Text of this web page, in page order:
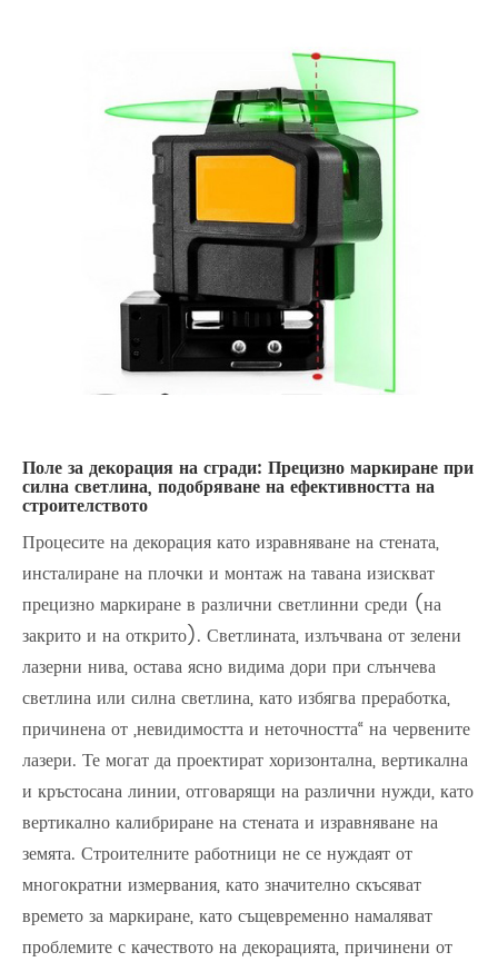
Поле за декорация на сгради: Прецизно маркиране при
силна светлина, подобряване на ефективността на
строителството
Процесите на декорация като изравняване на стената,
инсталиране на плочки и монтаж на тавана изискват
прецизно маркиране в различни светлинни среди (на
закрито и на открито). Светлината, излъчвана от зелени
лазерни нива, остава ясно видима дори при слънчева
светлина или силна светлина, като избягва преработка,
причинена от „невидимостта и неточността“ на червените
лазери. Те могат да проектират хоризонтална, вертикална
и кръстосана линии, отговарящи на различни нужди, като
вертикално калибриране на стената и изравняване на
земята. Строителните работници не се нуждаят от
многократни измервания, като значително скъсяват
времето за маркиране, като същевременно намаляват
проблемите с качеството на декорацията, причинени от